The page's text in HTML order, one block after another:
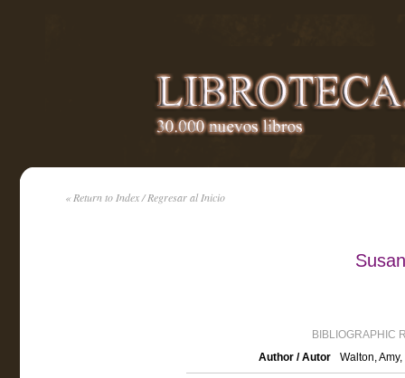
« Return to Index / Regresar al Inicio
BIBLIOGRAPHIC
Author / Autor
Walton,